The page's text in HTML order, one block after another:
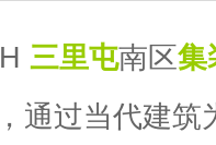
三里屯南区集
通过当代建筑